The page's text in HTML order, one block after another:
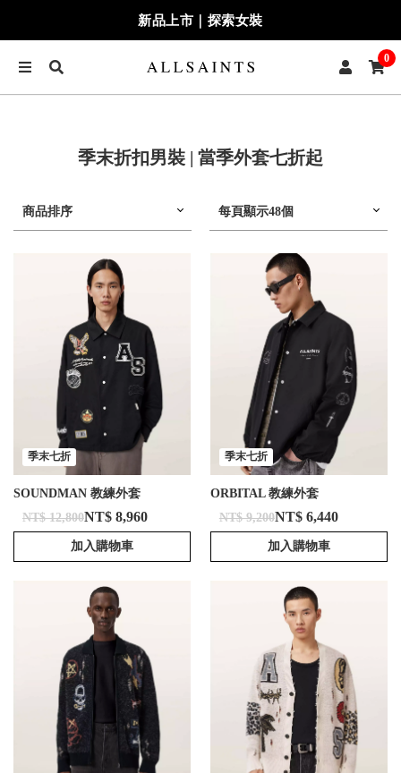
新品上市｜探索女裝
0
季末折扣男裝 | 當季外套七折起
商品排序 每頁顯示48個
季末七折
SOUNDMAN 教練外套
NT$ 12,800NT$ 8,960
加入購物車
季末七折
ORBITAL 教練外套
NT$ 9,200NT$ 6,440
加入購物車